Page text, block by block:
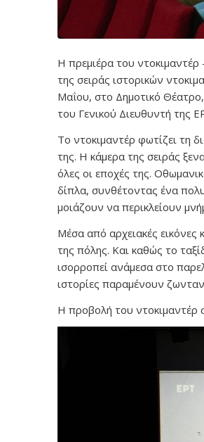
Η πρεμιέρα του
της σειράς ιστορικών
Μαΐου, στο Δημοτικό
του Γενικού Διευθυντή της
Το ντοκιμαντέρ φωτίζει τη
της. Η κάμερα της σειράς
όλες οι εποχές της.
δίπλα, συνθέτοντας ένα
μοιάζουν να περικλείουν
Μέσα από αρχειακές
της πόλης. Και καθώς το
ισορροπεί ανάμεσα στο
ιστορίες παραμένουν
Η προβολή του ντοκιμαντέρ